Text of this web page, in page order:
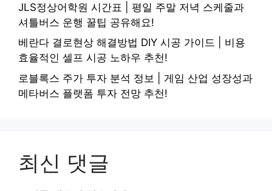
JLS정상어학원 시간표 | 평일 주말 저녁 스케줄과
셔틀버스 운행 꿀팁 공유해요!
베란다 결로현상 해결방법 DIY 시공 가이드 | 비용
효율적인 셀프 시공 노하우 추천!
로블록스 주가 투자 분석 정보 | 게임 산업 성장성과
메타버스 플랫폼 투자 전망 추천!
최신 댓글